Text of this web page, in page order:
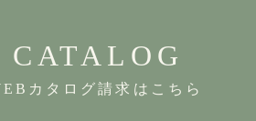
CATALOG
カタログ請求はこちら